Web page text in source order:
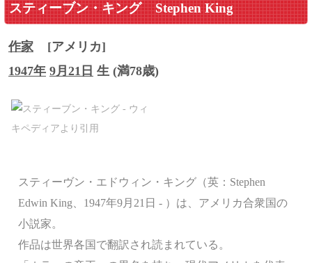
スティーブン・キング Stephen King
作家
[アメリカ]
1947年 9月21日 生 (満78歳)
スティーヴン・エドウィン・キング（英：Stephen
Edwin King、1947年9月21日 - ）は、アメリカ合衆国の
小説家。
作品は世界各国で翻訳され読まれている。